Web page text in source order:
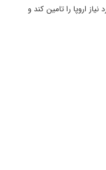
اروپا را تامین کند و